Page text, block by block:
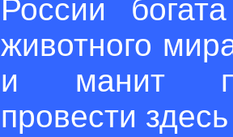
России
животного
и манит
провести